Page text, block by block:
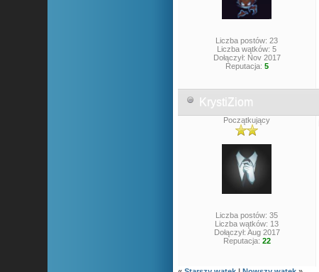
Liczba postów: 23
Liczba wątków: 5
Dołączył: Nov 2017
Reputacja: 5
KrystiZiom
Początkujący
Liczba postów: 35
Liczba wątków: 13
Dołączył: Aug 2017
Reputacja: 22